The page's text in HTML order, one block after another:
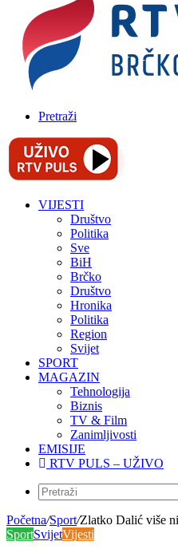
Pretraži
VIJESTI
Društvo
Politika
Sve
BiH
Brčko
Društvo
Hronika
Politika
Region
Svijet
SPORT
MAGAZIN
Tehnologija
Biznis
TV & Film
Zanimljivosti
EMISIJE
RTV PULS – UŽIVO
Početna/Sport/Zlatko Dalić više
SportSvijetVijesti